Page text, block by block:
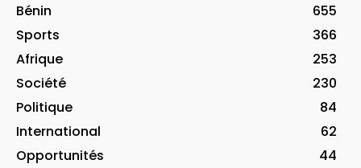
Bénin
655
Sports
366
Afrique
253
Société
230
Politique
84
International
62
Opportunités
44